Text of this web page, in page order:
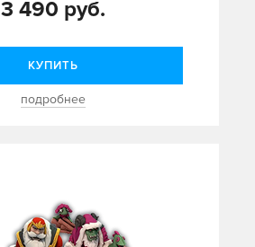
3 490 руб.
КУПИТЬ
подробнее